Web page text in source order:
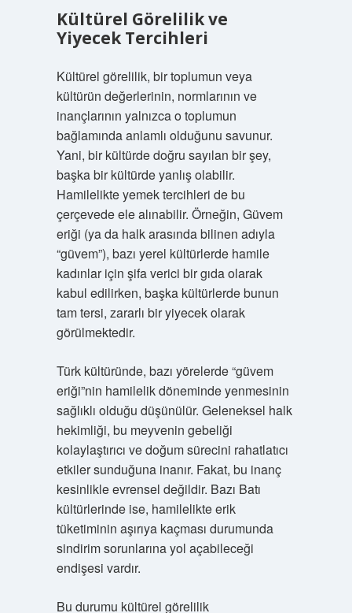
Kültürel Görelilik ve
Yiyecek Tercihleri
Kültürel görelilik, bir toplumun veya
kültürün değerlerinin, normlarının ve
inançlarının yalnızca o toplumun
bağlamında anlamlı olduğunu savunur.
Yani, bir kültürde doğru sayılan bir şey,
başka bir kültürde yanlış olabilir.
Hamilelikte yemek tercihleri de bu
çerçevede ele alınabilir. Örneğin, Güvem
eriği (ya da halk arasında bilinen adıyla
“güvem”), bazı yerel kültürlerde hamile
kadınlar için şifa verici bir gıda olarak
kabul edilirken, başka kültürlerde bunun
tam tersi, zararlı bir yiyecek olarak
görülmektedir.
Türk kültüründe, bazı yörelerde “güvem
eriği”nin hamilelik döneminde yenmesinin
sağlıklı olduğu düşünülür. Geleneksel halk
hekimliği, bu meyvenin gebeliği
kolaylaştırıcı ve doğum sürecini rahatlatıcı
etkiler sunduğuna inanır. Fakat, bu inanç
kesinlikle evrensel değildir. Bazı Batı
kültürlerinde ise, hamilelikte erik
tüketiminin aşırıya kaçması durumunda
sindirim sorunlarına yol açabileceği
endişesi vardır.
Bu durumu kültürel görelilik